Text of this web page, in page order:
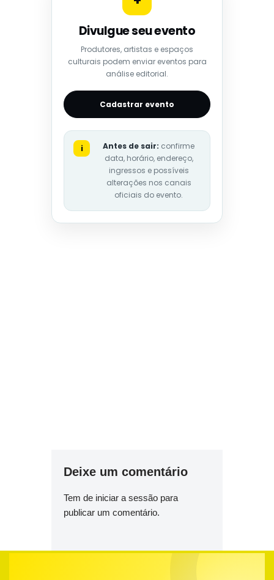
Divulgue seu evento
Produtores, artistas e espaços
culturais podem enviar eventos para
análise editorial.
Cadastrar evento
i Antes de sair: confirme
data, horário, endereço,
ingressos e possíveis
alterações nos canais
oficiais do evento.
Deixe um comentário
Tem de iniciar a sessão para
publicar um comentário.